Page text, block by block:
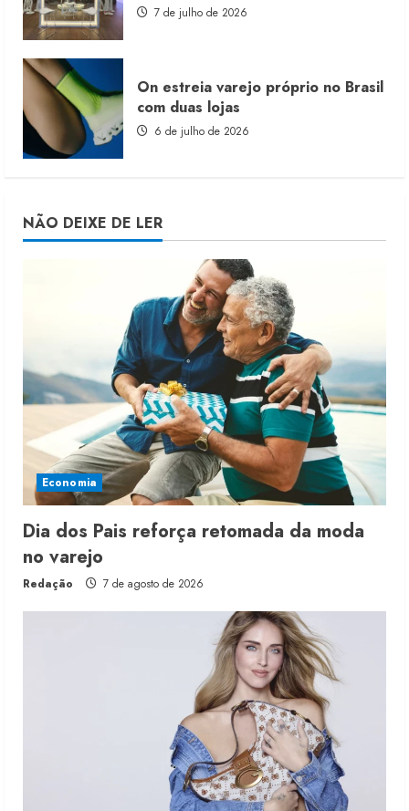
7 de julho de 2026
On estreia varejo próprio no Brasil
com duas lojas
6 de julho de 2026
NÃO DEIXE DE LER
Economia
Dia dos Pais reforça retomada da moda
no varejo
Redação 7 de agosto de 2026